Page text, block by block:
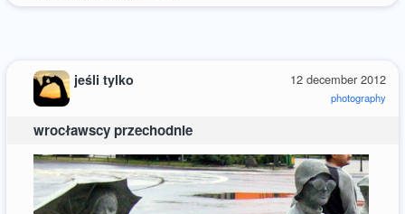
12 december 2012
photography
jeśli tylko
wrocławscy przechodnie